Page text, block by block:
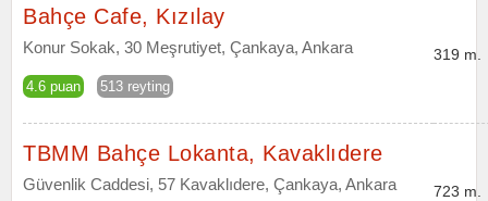
Bahçe Cafe, Kızılay
Konur Sokak, 30 Meşrutiyet, Çankaya, Ankara
4.6 puan 513 reyting
319 m.
TBMM Bahçe Lokanta, Kavaklıdere
Güvenlik Caddesi, 57 Kavaklıdere, Çankaya, Ankara 723 m.